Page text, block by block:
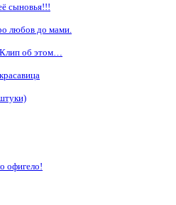
сыновья!!!
любов до мами.
об этом…
офигело!